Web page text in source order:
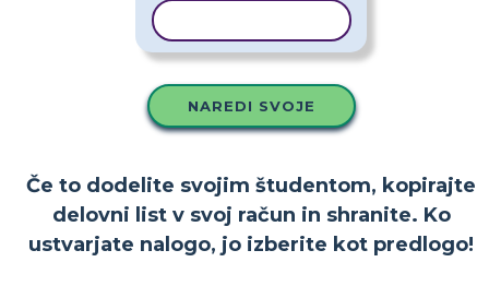
NAREDI SVOJE
Če to dodelite svojim študentom, kopirajte
delovni list v svoj račun in shranite. Ko
ustvarjate nalogo, jo izberite kot predlogo!